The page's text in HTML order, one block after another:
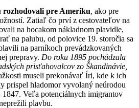
rozhodovali pre Ameriku, ako pre
Zatiaľ čo prví z cestovateľov na
na hocakom nákladnom plavidle,
na palubu, od polovice 19. storočia sa
na parníkoch prevádzkovaných
prepravy. Do roku 1895 pochádzala
prisťahovalcov zo Škandinávie,
museli prekonávať Íri, kde k ich
prispel hladomor vyvolaný neúrodou
Veľa potenciálnych imigrantov
plavbu.